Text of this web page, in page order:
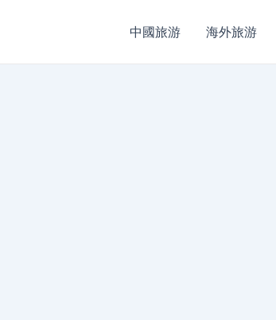
中國旅游 海外旅游